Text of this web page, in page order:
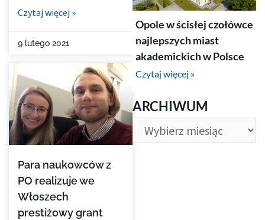
Czytaj więcej »
9 lutego 2021
Para naukowców z
PO realizuje we
Włoszech
prestiżowy grant
Opole w ścisłej czołówce
najlepszych miast
akademickich w Polsce
Czytaj więcej »
ARCHIWUM
ARCHIWUM